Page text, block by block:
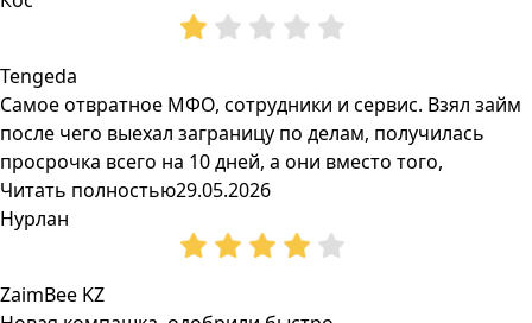
Tengeda
Самое отвратное МФО, сотрудники и сервис. Взял займ
после чего выехал заграницу по делам, получилась
просрочка всего на 10 дней, а они вместо того,
Читать полностью29.05.2026
Нурлан
ZaimBee KZ